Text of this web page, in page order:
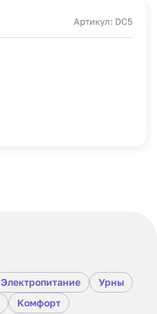
Артикул: DC5
Электропитание
Урны
Комфорт